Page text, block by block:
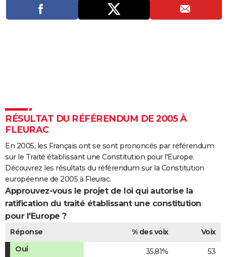
Destinations
Voyage nature
Voyage de noces
Dictionnaire
Biographies
Citations
Expressions
Proverbes
PROGRAMME TV
COPAINS D'AVANT
S'inscrire
Se connecter
Lycées
Collèges
Primaires
Universités
Entreprises
Service militaire
Avis de recherche
AVIS DE DÉCÈS
FORUM
Bricolage
Lifestyle
Culture
Sport
Auto
Television
Voyage
Cinema
RÉSULTAT DU RÉFÉRENDUM DE 2005 À
FLEURAC
En 2005, les Français ont se sont prononcés par référendum
sur le Traité établissant une Constitution pour l'Europe.
Découvrez les résultats du référendum sur la Constitution
européenne de 2005 à Fleurac.
Approuvez-vous le projet de loi qui autorise la
ratification du traité établissant une constitution
pour l'Europe ?
Réponse % des voix
Voix
Oui
35,81% 53